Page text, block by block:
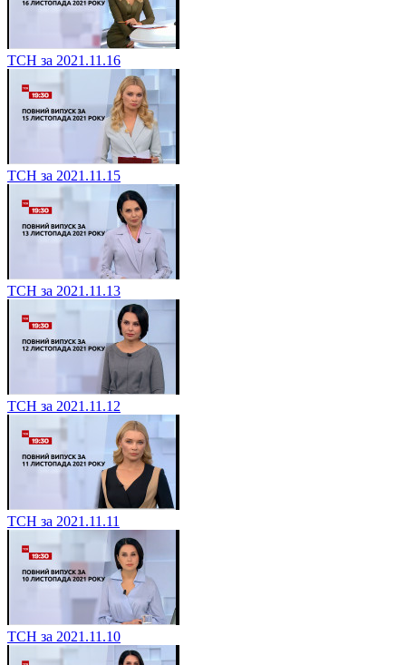
ТСН за 2021.11.16
ТСН за 2021.11.15
ТСН за 2021.11.13
ТСН за 2021.11.12
ТСН за 2021.11.11
ТСН за 2021.11.10